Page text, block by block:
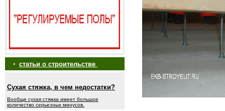
• статьи о строительстве
Сухая стяжка, в чем недостатки?
Вообще сухая стяжка имеет большое
количество серьезных минусов.